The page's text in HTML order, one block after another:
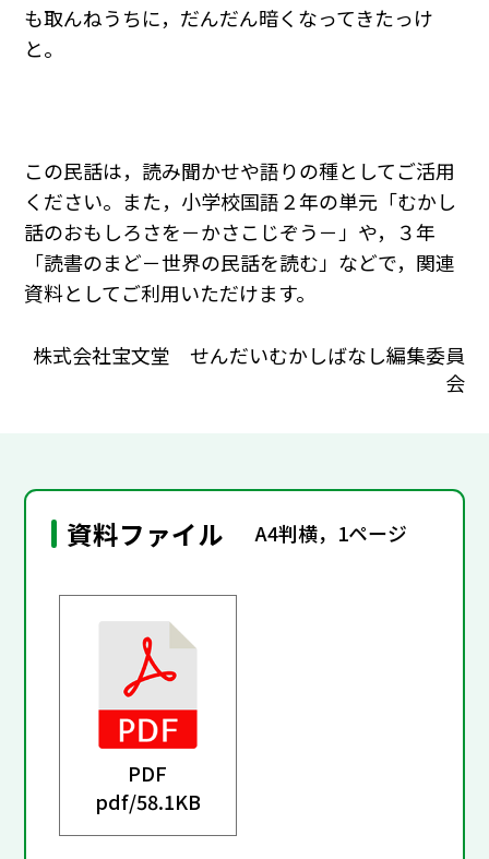
も取んねうちに，だんだん暗くなってきたっけ
と。
この民話は，読み聞かせや語りの種としてご活用
ください。また，小学校国語２年の単元「むかし
話のおもしろさを－かさこじぞう－」や，３年
「読書のまど－世界の民話を読む」などで，関連
資料としてご利用いただけます。
株式会社宝文堂 せんだいむかしばなし編集委員
会
資料ファイル A4判横，1ページ
PDF
pdf/58.1KB